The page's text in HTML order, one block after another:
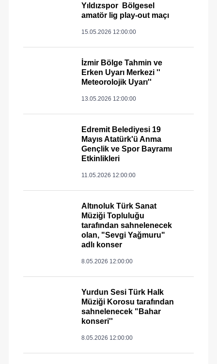
Yıldızspor Bölgesel
amatör lig play-out maçı
15.05.2026 12:00:00
İzmir Bölge Tahmin ve
Erken Uyarı Merkezi ''
Meteorolojik Uyarı''
13.05.2026 12:00:00
Edremit Belediyesi 19
Mayıs Atatürk'ü Anma
Gençlik ve Spor Bayramı
Etkinlikleri
11.05.2026 12:00:00
Altınoluk Türk Sanat
Müziği Topluluğu
tarafından sahnelenecek
olan, "Sevgi Yağmuru"
adlı konser
8.05.2026 12:00:00
Yurdun Sesi Türk Halk
Müziği Korosu tarafından
sahnelenecek "Bahar
konseri''
8.05.2026 12:00:00